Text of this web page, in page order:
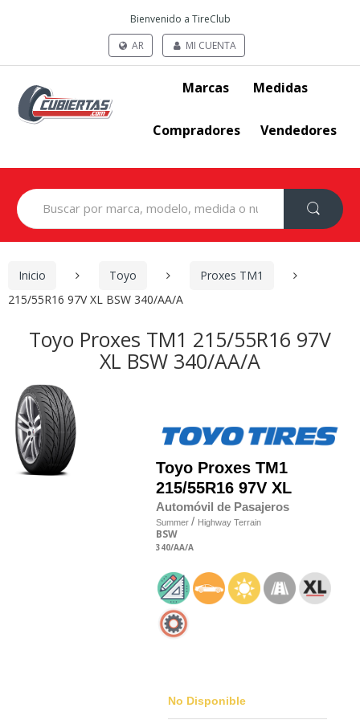
Bienvenido a TireClub
AR
MI CUENTA
Marcas Medidas
Compradores Vendedores
Search
for:
Inicio Toyo
Proxes TM1
215/55R16 97V XL BSW 340/AA/A
Toyo Proxes TM1 215/55R16 97V
XL BSW 340/AA/A
Toyo Proxes TM1
215/55R16 97V XL
Automóvil de Pasajeros
Summer / Highway Terrain
BSW
340/AA/A
No Disponible